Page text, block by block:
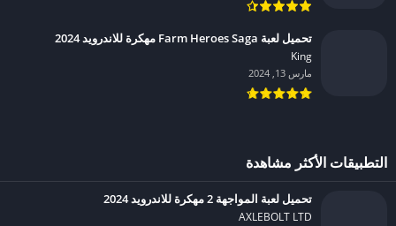
تحميل لعبة Farm Heroes Saga مهكرة للاندرويد 2024
King‏
مارس 13, 2024
التطبيقات الأكثر مشاهدة
تحميل لعبة المواجهة 2 مهكرة للاندرويد 2024
AXLEBOLT LTD‏